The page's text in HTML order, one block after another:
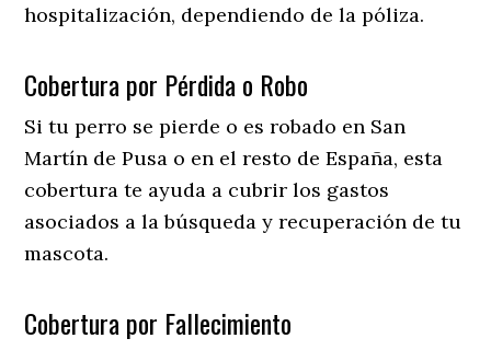
hospitalización, dependiendo de la póliza.
Cobertura por Pérdida o Robo
Si tu perro se pierde o es robado en San
Martín de Pusa o en el resto de España, esta
cobertura te ayuda a cubrir los gastos
asociados a la búsqueda y recuperación de tu
mascota.
Cobertura por Fallecimiento